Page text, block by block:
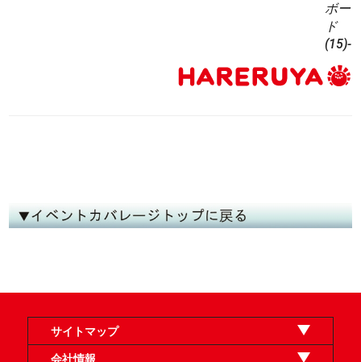
ボー
ド
(15)-
サイトマップ
オンラインショップ
買取
記事
選手一覧
デッキ検索
デッキ構築
イベント・大会
店舗のご案内
お問い合わせ
ヘルプ
FAQ
会社情報